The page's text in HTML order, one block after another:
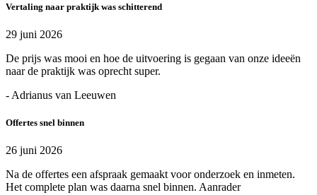
Vertaling naar praktijk was schitterend
29 juni 2026
De prijs was mooi en hoe de uitvoering is gegaan van onze ideeën
naar de praktijk was oprecht super.
- Adrianus van Leeuwen
Offertes snel binnen
26 juni 2026
Na de offertes een afspraak gemaakt voor onderzoek en inmeten.
Het complete plan was daarna snel binnen. Aanrader